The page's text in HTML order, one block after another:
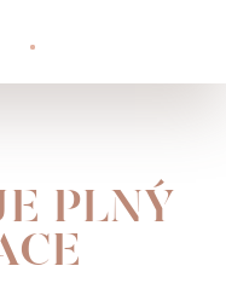
PLNÝ